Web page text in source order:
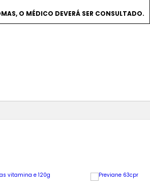
O MÉDICO DEVERÁ SER CONSULTADO.